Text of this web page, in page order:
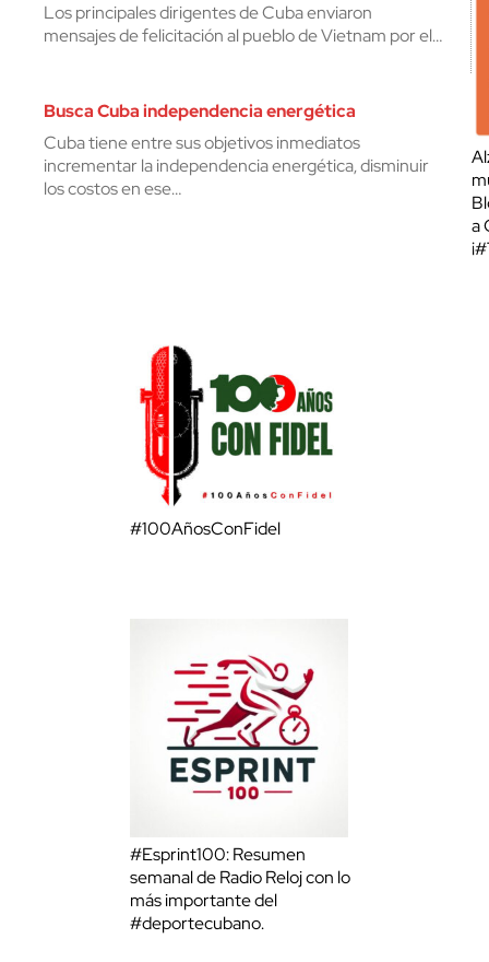
Los principales dirigentes de Cuba enviaron
mensajes de felicitación al pueblo de Vietnam por el…
Busca Cuba independencia energética
Cuba tiene entre sus objetivos inmediatos
incrementar la independencia energética, disminuir
los costos en ese…
a
#100AñosConFidel
#Esprint100: Resumen
semanal de Radio Reloj con lo
más importante del
#deportecubano.